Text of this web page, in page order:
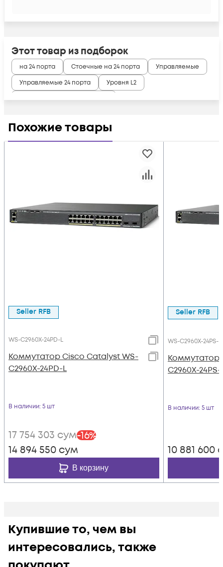
Этот товар из подборок
на 24 порта Стоечные на 24 порта
Управляемые
Управляемые 24 порта
Уровня L2
Cisco catalyst 2960-X, 2960-XR
SFP Коммутатор
Used
Похожие товары
Seller RFB
WS-C2960X-24PD-L
Коммутатор Cisco Catalyst WS-
C2960X-24PD-L
В наличии: 5 шт
17 754 303 сум-16%
14 894 550 сум
В корзину
Seller RFB
WS-C2960X-24PS-L
Коммутатор
C2960X-24PS-
В наличии: 5 шт
10 881 600
Купившие то, чем вы
интересовались, также